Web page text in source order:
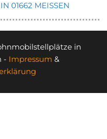
01662 MEISSEN
in
- Impressum &